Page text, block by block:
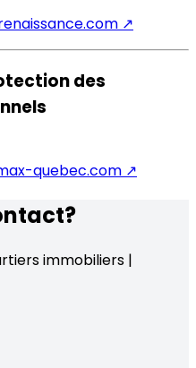
↗
des
quebec.com ↗
immobiliers |